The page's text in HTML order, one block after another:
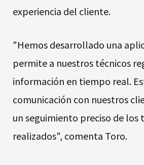
experiencia del cliente.
"Hemos desarrollado una
permite a nuestros técnicos
información en tiempo real.
comunicación con nuestros
un seguimiento preciso de los
realizados", comenta Toro.